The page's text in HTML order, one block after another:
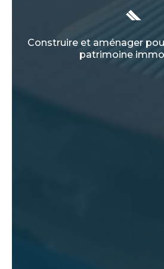
Construire et aménager
patrimoine